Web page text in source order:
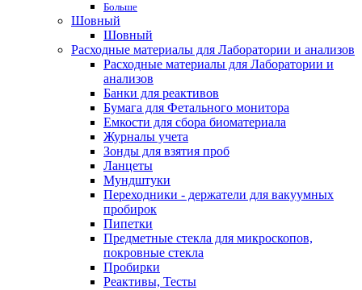
Больше
Шовный
Шовный
Расходные материалы для Лаборатории и анализов
Расходные материалы для Лаборатории и
анализов
Банки для реактивов
Бумага для Фетального монитора
Емкости для сбора биоматериала
Журналы учета
Зонды для взятия проб
Ланцеты
Мундштуки
Переходники - держатели для вакуумных
пробирок
Пипетки
Предметные стекла для микроскопов,
покровные стекла
Пробирки
Реактивы, Тесты